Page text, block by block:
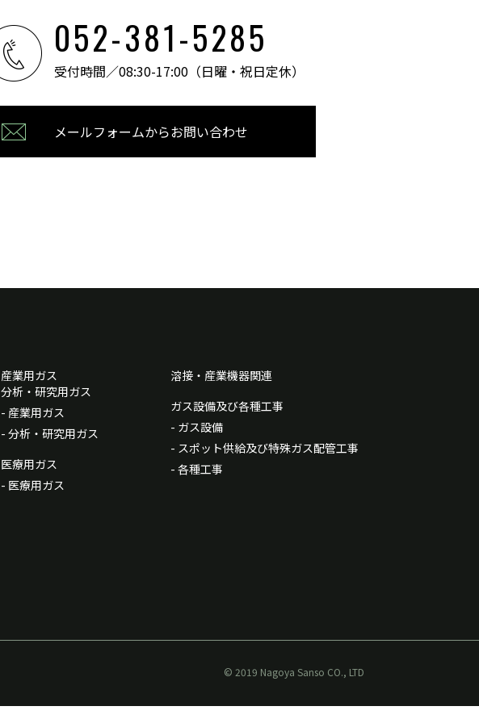
052-381-5285
受付時間／08:30-17:00 （日曜・祝日定休）
メールフォームからお問い合わせ
産業用ガス
分析・研究用ガス
- 産業用ガス
- 分析・研究用ガス
医療用ガス
- 医療用ガス
溶接・産業機器関連
ガス設備及び各種工事
- ガス設備
- スポット供給及び特殊ガス配管工事
- 各種工事
© 2019 Nagoya Sanso CO., LTD